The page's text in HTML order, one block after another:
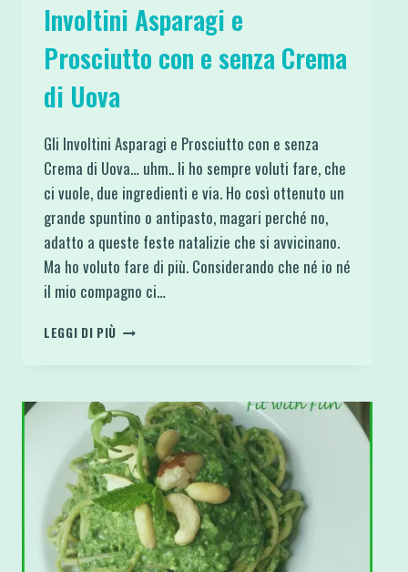
Involtini Asparagi e
Prosciutto con e senza Crema
di Uova
Gli Involtini Asparagi e Prosciutto con e senza
Crema di Uova… uhm.. li ho sempre voluti fare, che
ci vuole, due ingredienti e via. Ho così ottenuto un
grande spuntino o antipasto, magari perché no,
adatto a queste feste natalizie che si avvicinano.
Ma ho voluto fare di più. Considerando che né io né
il mio compagno ci…
LEGGI DI PIÙ INVOLTINI
CON
E
SENZA
CREMA
DI
UOVA